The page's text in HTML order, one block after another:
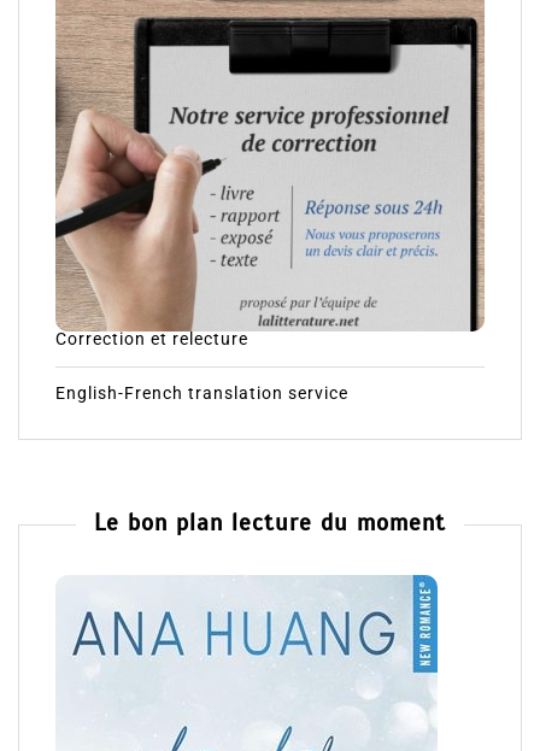
Correction et relecture
English-French translation service
Le bon plan lecture du moment